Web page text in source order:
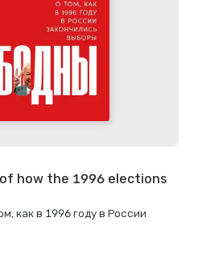
how the 1996 elections
как в 1996 году в России